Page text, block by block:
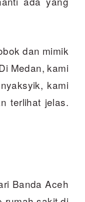
dan mimik
Medan, kami
kami
terlihat jelas.
Banda Aceh